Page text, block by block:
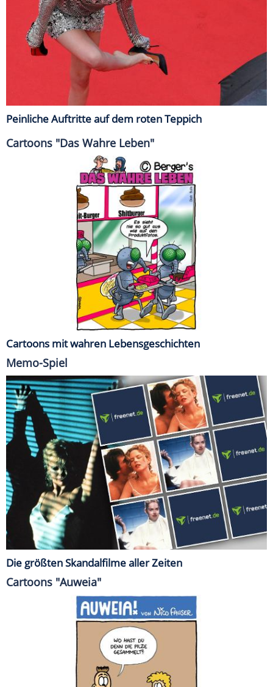
Peinliche Auftritte auf dem roten Teppich
Cartoons "Das Wahre Leben"
Cartoons mit wahren Lebensgeschichten
Memo-Spiel
Die größten Skandalfilme aller Zeiten
Cartoons "Auweia"